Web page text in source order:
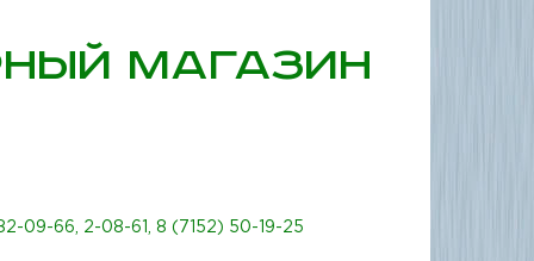
МАГАЗИН
09-66 2-08-61 8 (7152) 50-19-25